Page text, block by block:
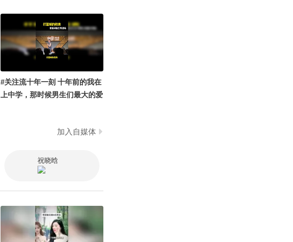
发现官 #我的阿勒泰 #滕丛丛
张朝阳 @小丰本丰 @我身上有
wifi @高速公鹿 @涛姐是女神
@四条眉毛的辉 @千里眼小当
家 @阿畅酷酷的 @搜狐文化 @
工作室 @润杨的红楼笔记 @叮
咚1 #千里文化行 #地球online秋
#关注流十年一刻 十年前的我在
上中学，那时候男生们最大的爱
一下男生打篮球的初衷是什么？
@成长狐 @搜狐体育 @小狐转
圈圈 @小申小申 @宋一雄 @武
1vanka @摸鱼兄弟 @Vickie牌
脆脆鲨 @名侦探步美 @叫我左
逍遥 @高速公鹿 @搜狐综艺 @
加入自媒体
祝晓晗